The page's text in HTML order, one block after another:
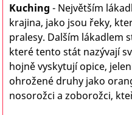
Kuching - Největším
krajina, jako jsou řeky,
pralesy. Dalším lákadlem
které tento stát nazývají
hojně vyskytují opice,
ohrožené druhy jako
nosorožci a zoborožci,